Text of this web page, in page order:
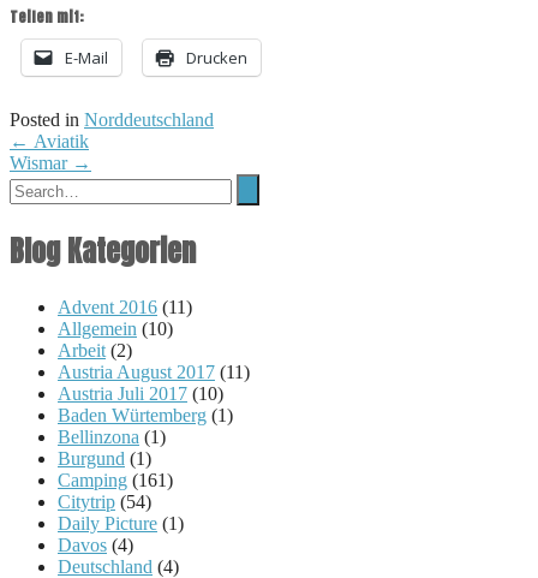
Teilen mit:
E-Mail
Drucken
Posted in Norddeutschland
Post
navigation
← Aviatik
Wismar →
Blog Kategorien
Advent 2016 (11)
Allgemein (10)
Arbeit (2)
Austria August 2017 (11)
Austria Juli 2017 (10)
Baden Würtemberg (1)
Bellinzona (1)
Burgund (1)
Camping (161)
Citytrip (54)
Daily Picture (1)
Davos (4)
Deutschland (4)